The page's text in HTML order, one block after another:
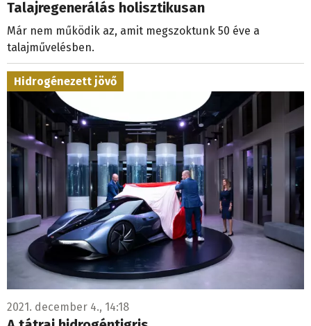
Talajregenerálás holisztikusan
Már nem működik az, amit megszoktunk 50 éve a
talajművelésben.
Hidrogénezett jövő
2021. december 4., 14:18